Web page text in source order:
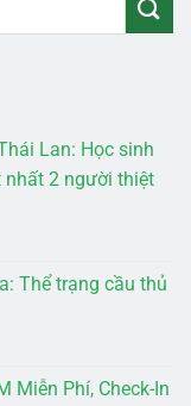
Lan: Học sinh
nhất 2 người thiệt
Thể trạng cầu thủ
Miễn Phí, Check-In